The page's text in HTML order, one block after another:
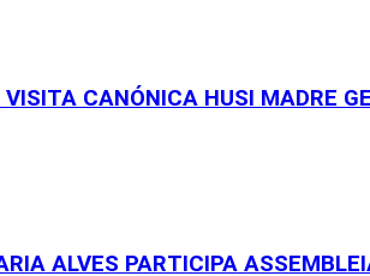
CANÓNICA HUSI MADRE
ALVES PARTICIPA